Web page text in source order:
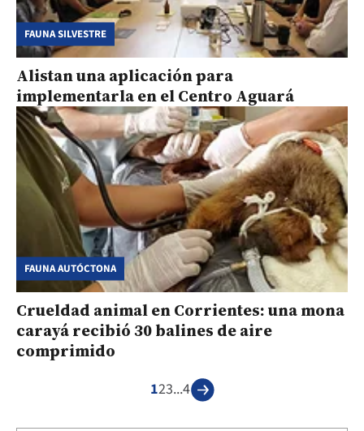
FAUNA SILVESTRE
Alistan una aplicación para
implementarla en el Centro Aguará
FAUNA AUTÓCTONA
Crueldad animal en Corrientes: una mona
carayá recibió 30 balines de aire
comprimido
123...4